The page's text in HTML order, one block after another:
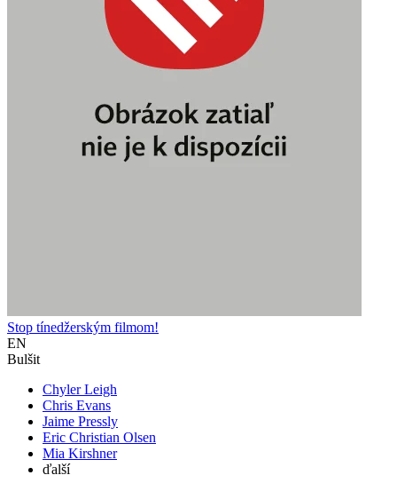
Stop tínedžerským filmom!
EN
Bulšit
Chyler Leigh
Chris Evans
Jaime Pressly
Eric Christian Olsen
Mia Kirshner
ďalší